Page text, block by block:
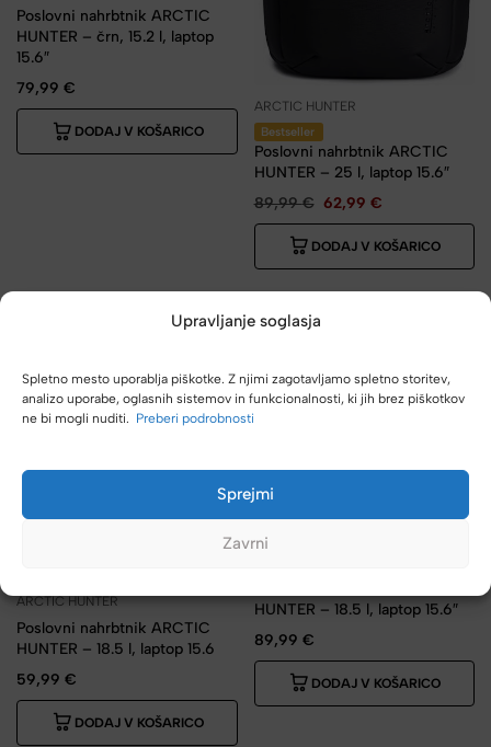
Upravljanje soglasja
Spletno mesto uporablja piškotke. Z njimi zagotavljamo spletno storitev,
analizo uporabe, oglasnih sistemov in funkcionalnosti, ki jih brez piškotkov
ne bi mogli nuditi. Preberi podrobnosti
Sprejmi
Zavrni
Poslovni nahrbtnik ARCTIC
HUNTER – črn, 15.2 l, laptop
15.6″
79,99 €
DODAJ V KOŠARICO
ARCTIC HUNTER
Bestseller
Poslovni nahrbtnik ARCTIC
HUNTER – 25 l, laptop 15.6″
89,99€ 62,99 €
DODAJ V KOŠARICO
ARCTIC HUNTER
Poslovni nahrbtnik ARCTIC
HUNTER – 18.5 l, laptop 15.6
59,99 €
DODAJ V KOŠARICO
ARCTIC HUNTER
HUNTER – 18.5 l, laptop 15.6″
89,99 €
DODAJ V KOŠARICO